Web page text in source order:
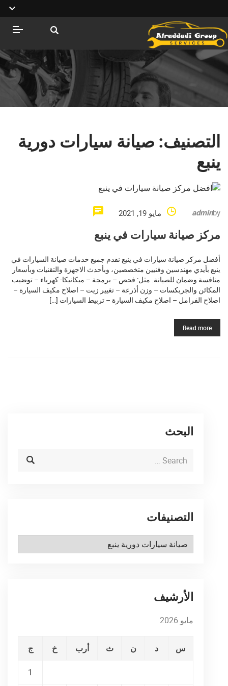
التصنيف: صيانة سيارات دورية
ينبع
by
admin مايو 19, 2021
مركز صيانة سيارات في ينبع
أفضل مركز صيانة سيارات في ينبع نقدم جميع خدمات صيانة السيارات في
ينبع بأيدي مهندسين وفنيين متخصصين، وبأحدث الاجهزة والتقنيات وبأسعار
منافسة وضمان للصيانة. مثل: فحص – برمجة – ميكانيكا- كهرباء – توضيب
المكائن والجربكسات – وزن أذرعة – تغيير زيت – اصلاح مكيف السيارة –
اصلاح الفرامل – اصلاح مكيف السيارة – تربيط السيارات […]
Read more
البحث
التصنيفات
التصنيفات
الأرشيف
مايو 2026
س د ن ث أرب خ ج
1